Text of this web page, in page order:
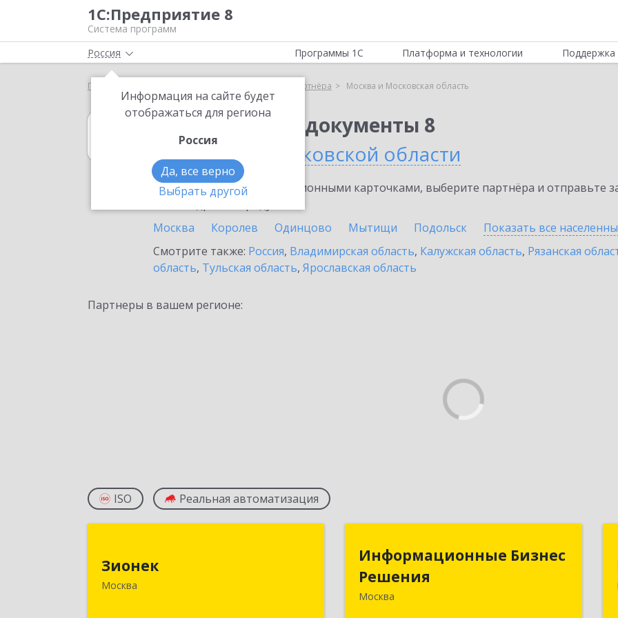
1С:Предприятие 8
Система программ
Россия
Информация на сайте будет
отображаться для региона
Россия
Да, все верно
Выбрать другой
Программы 1С Платформа и технологии Поддержка
Главная Выбор партнёра Москва и Московская область
1С:Платежные документы 8
в Москве и Московской области
Ознакомьтесь с информационными карточками, выберите партнёра и отправьте
Москва
Королев Одинцово Мытищи Подольск Показать все
Смотрите также: Россия, Владимирская область, Калужская область, Рязанская
область, Тульская область, Ярославская область
Партнеры в вашем регионе:
ISO Реальная автоматизация
Зионек
Москва
владение № 2, строение 15, этаж 1,
Информационные Бизнес
Решения
Москва
Информационные Бизнес
Решения